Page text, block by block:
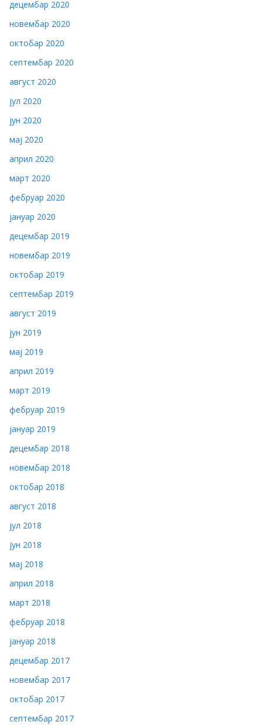
децембар 2020
новембар 2020
октобар 2020
септембар 2020
август 2020
јул 2020
јун 2020
мај 2020
април 2020
март 2020
фебруар 2020
јануар 2020
децембар 2019
новембар 2019
октобар 2019
септембар 2019
август 2019
јун 2019
мај 2019
април 2019
март 2019
фебруар 2019
јануар 2019
децембар 2018
новембар 2018
октобар 2018
август 2018
јул 2018
јун 2018
мај 2018
април 2018
март 2018
фебруар 2018
јануар 2018
децембар 2017
новембар 2017
октобар 2017
септембар 2017